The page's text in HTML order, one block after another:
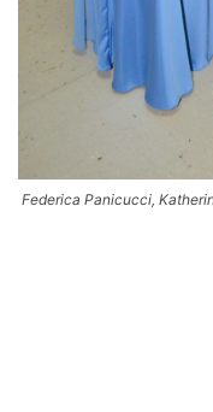
Federica Panicucci,